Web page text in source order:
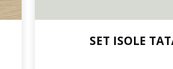
SET ISOLE